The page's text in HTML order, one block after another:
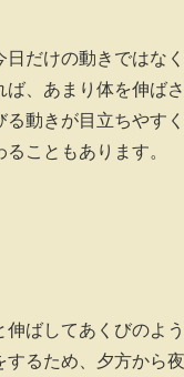
だけの動きではな
、あまり体を伸ば
動きが目立ちやす
こともあります。
ばしてあくびのよ
るため、夕方から